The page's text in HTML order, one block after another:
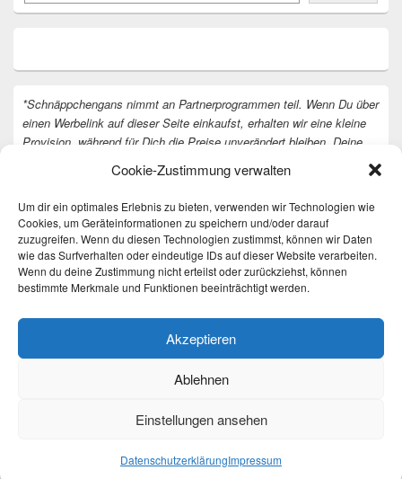
Cookie-Zustimmung verwalten
Um dir ein optimales Erlebnis zu bieten, verwenden wir Technologien wie
Cookies, um Geräteinformationen zu speichern und/oder darauf
zuzugreifen. Wenn du diesen Technologien zustimmst, können wir Daten
wie das Surfverhalten oder eindeutige IDs auf dieser Website verarbeiten.
Wenn du deine Zustimmung nicht erteilst oder zurückziehst, können
bestimmte Merkmale und Funktionen beeinträchtigt werden.
Akzeptieren
Ablehnen
Einstellungen ansehen
DatenschutzerklärungImpressum
*Schnäppchengans nimmt an Partnerprogrammen teil. Wenn Du über
einen Werbelink auf dieser Seite einkaufst, erhalten wir eine kleine
Provision, während für Dich die Preise unverändert bleiben. Deine
Vielen Dank dafür!
Täglich die besten Gewinnspiele und Angebote
Theme: Catch Box byCatch Themes